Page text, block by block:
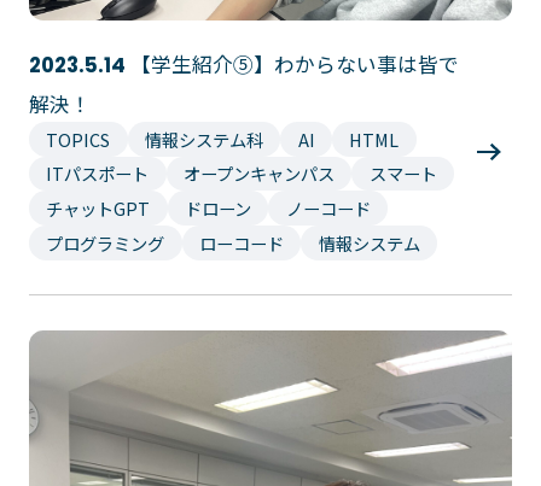
Copyright © Technos College. All Rights Reserved.
2023.5.14
【学生紹介⑤】わからない事は皆で
解決！
TOPICS 情報システム科 AI
HTML
ITパスポート
オープンキャンパス
スマート
チャットGPT
ドローン
ノーコード
プログラミング
ローコード 情報システム